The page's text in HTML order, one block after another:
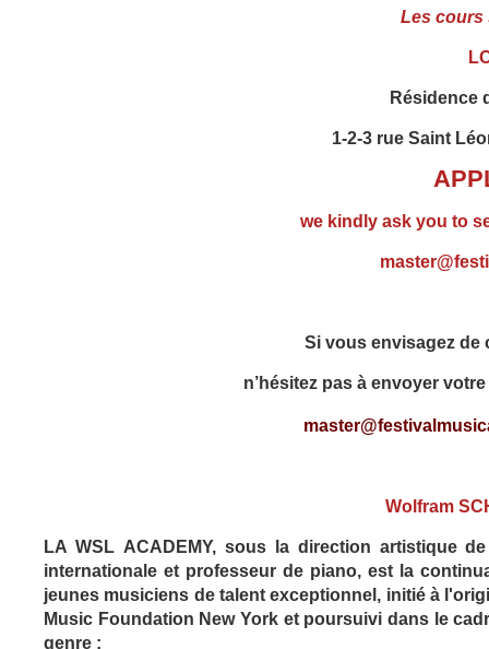
Les cours
Résidence
1-2-3 rue Saint
we kindly ask you to
Si vous envisagez de
n’hésitez pas à envoyer
Wolfram
LA WSL ACADEMY, sous la direction artistique
internationale et professeur de piano, est la co
jeunes musiciens de talent exceptionnel, initié à
Music Foundation New York et poursuivi dans le
genre :